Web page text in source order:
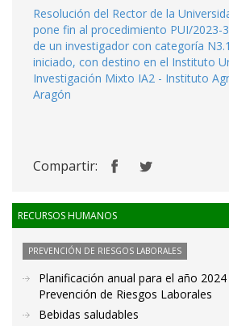
Resolución del Rector de la
pone fin al procedimiento PUI/2023-
de un investigador con categoría
iniciado, con destino en el Instituto
Investigación Mixto IA2 - Instituto
Aragón
Compartir:
RECURSOS HUMANOS
PREVENCIÓN DE RIESGOS LABORALES
Planificación anual para el año
Prevención de Riesgos Laborales
Bebidas saludables